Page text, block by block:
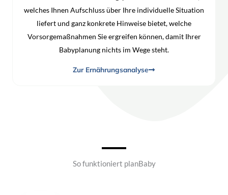
welches Ihnen Aufschluss über Ihre individuelle Situation
liefert und ganz konkrete Hinweise bietet, welche
Vorsorgemaßnahmen Sie ergreifen können, damit Ihrer
Babyplanung nichts im Wege steht.
Zur Ernährungsanalyse
So funktioniert planBaby